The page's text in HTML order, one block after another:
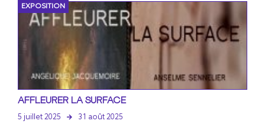
EXPOSITION
AFFLEURER LA SURFACE
5 juillet 2025 31 août 2025